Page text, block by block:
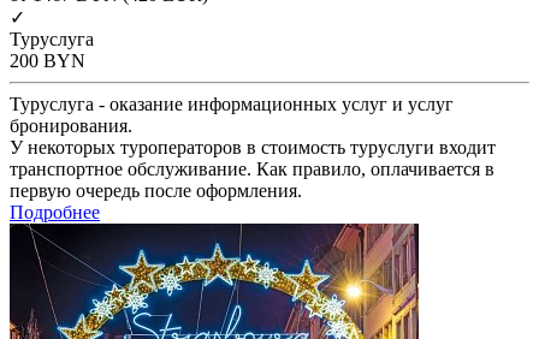
✓
Туруслуга
200 BYN
Туруслуга - оказание информационных услуг и услуг
бронирования.
У некоторых туроператоров в стоимость туруслуги входит
транспортное обслуживание. Как правило, оплачивается в
первую очередь после оформления.
Подробнее